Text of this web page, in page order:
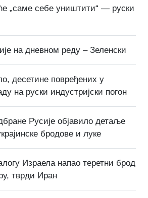
„саме себе уништити“ — руски
на дневном реду – Зеленски
десетине повређених у
на руски индустријски погон
Русије објавило детаље
бродове и луке
Израела напао теретни брод
тврди Иран